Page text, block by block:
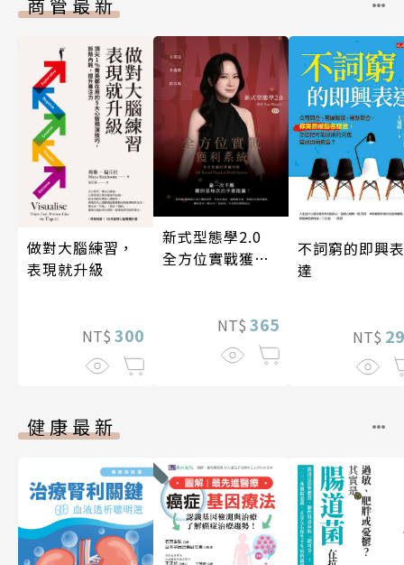
做對大腦練習，
表現就升級
NT$ 300
新式型態學2.0
全方位實戰獲利
NT$ 365
不詞窮的即興表
達
NT$
健康最新